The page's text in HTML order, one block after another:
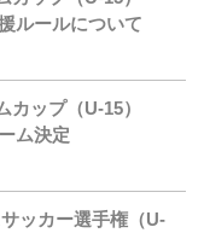
ルールについて
ップ（U-15）
ム決定
ッカー選手権（U-